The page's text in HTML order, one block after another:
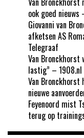
ook goed
Giovanni van
afketsen AS
Telegraaf
Van Bronckhorst
lastig” – 1908.nl
Van
nieuwe
Feyenoord mist
terug op